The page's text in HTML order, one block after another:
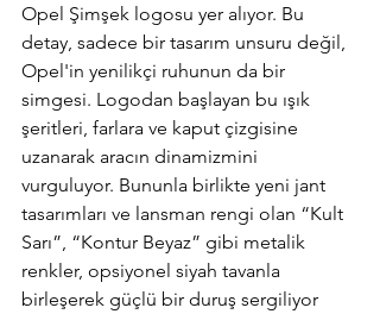
Opel Şimşek logosu yer alıyor. Bu
detay, sadece bir tasarım unsuru değil,
Opel'in yenilikçi ruhunun da bir
simgesi. Logodan başlayan bu ışık
şeritleri, farlara ve kaput çizgisine
uzanarak aracın dinamizmini
vurguluyor. Bununla birlikte yeni jant
tasarımları ve lansman rengi olan “Kult
Sarı”, “Kontur Beyaz” gibi metalik
renkler, opsiyonel siyah tavanla
birleşerek güçlü bir duruş sergiliyor